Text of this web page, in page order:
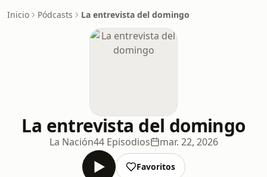
Inicio Pódcasts La entrevista del domingo
La entrevista del domingo
La Nación44 Episodios mar. 22, 2026
Favoritos